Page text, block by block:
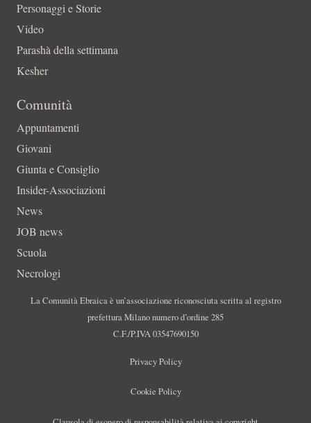
Personaggi e Storie
Video
Parashà della settimana
Kesher
Comunità
Appuntamenti
Giovani
Giunta e Consiglio
Insider-Associazioni
News
JOB news
Scuola
Necrologi
La Comunità Ebraica è un’associazione riconosciuta scritta al registro
prefettura Milano numero d’ordine 285
C.F./P.IVA 03547690150
Privacy Policy
Cookie Policy